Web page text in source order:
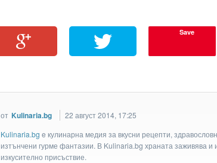
Save
от Kulinaria.bg
22 август 2014, 17:25
Kulinaria.bg e кулинарна медия за вкусни рецепти,
изтънчени гурме фантазии. В Kulinaria.bg храната заживява и
изкусително присъствие.